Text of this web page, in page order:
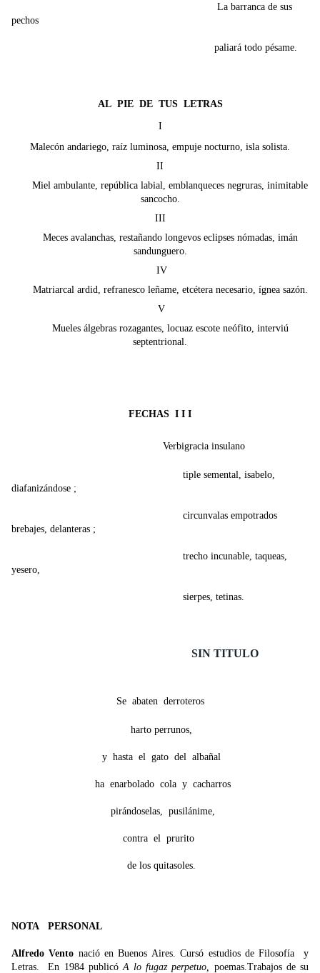
La barranca de sus
pechos
paliará todo pésame.
AL PIE DE TUS LETRAS
I
Malecón andariego, raíz luminosa, empuje nocturno, isla solista.
II
Miel ambulante, república labial, emblanqueces negruras, inimitable
sancocho.
III
Meces avalanchas, restañando longevos eclipses nómadas, imán
sandunguero.
IV
Matriarcal ardid, refranesco leñame, etcétera necesario, ígnea sazón.
V
Mueles álgebras rozagantes, locuaz escote neófito, interviú
septentrional.
FECHAS I I I
Verbigracia insulano
tiple semental, isabelo,
diafanizándose ;
circunvalas empotrados
brebajes, delanteras ;
trecho incunable, taqueas,
yesero,
sierpes, tetinas.
SIN TITULO
Se abaten derroteros
harto perrunos,
y hasta el gato del albañal
ha enarbolado cola y cacharros
pirándoselas, pusilánime,
contra el prurito
de los quitasoles.
NOTA PERSONAL
Alfredo Vento nació en Buenos Aires. Cursó estudios de Filosofía
y
Letras. En 1984 publicóA lo fugaz perpetuo, poemas.Trabajos de su